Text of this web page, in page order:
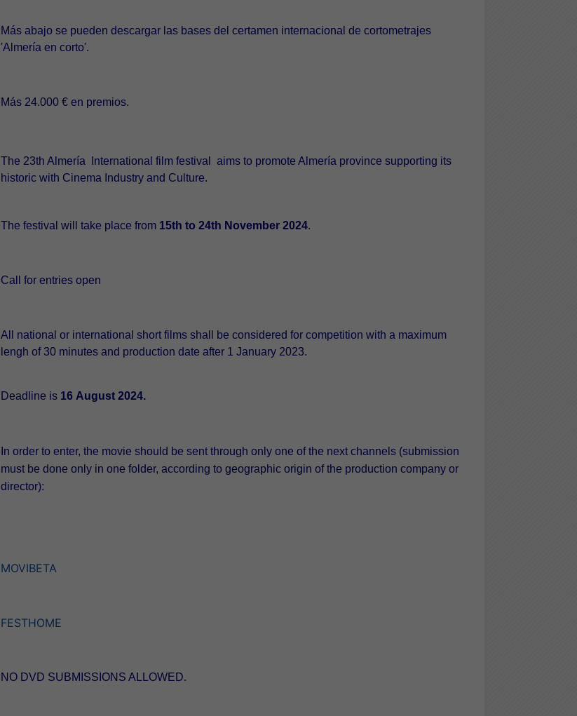
Más abajo se pueden descargar las bases del certamen internacional de cortometrajes
'Almería en corto'.
Más 24.000 € en premios.
The 23th Almería International film festival aims to promote Almería province supporting its
historic with Cinema Industry and Culture.
The festival will take place from 15th to 24th November 2024.
Call for entries open
All national or international short films shall be considered for competition with a maximum
lengh of 30 minutes and production date after 1 January 2023.
Deadline is 16 August 2024.
In order to enter, the movie should be sent through only one of the next channels (submission
must be done only in one folder, according to geographic origin of the production company or
director):
MOVIBETA
FESTHOME
NO DVD SUBMISSIONS ALLOWED.